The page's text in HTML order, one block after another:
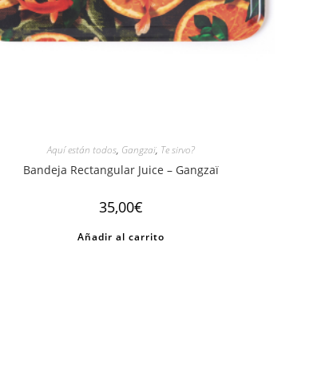
Aquí están todos, Gangzaï, Te sirvo?
Bandeja Rectangular Juice – Gangzaï
35,00€
Añadir al carrito